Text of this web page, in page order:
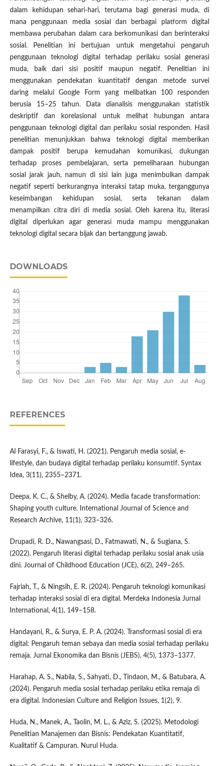
dalam kehidupan sehari-hari, terutama bagi generasi muda, di
mana penggunaan media sosial dan berbagai platform digital
membawa perubahan dalam cara berkomunikasi dan berinteraksi
sosial. Penelitian ini bertujuan untuk mengetahui pengaruh
penggunaan teknologi digital terhadap perilaku sosial generasi
muda, baik dari sisi positif maupun negatif. Penelitian ini
menggunakan pendekatan kuantitatif dengan metode survei
daring melalui Google Form yang melibatkan 100 responden
berusia 15–25 tahun. Data dianalisis menggunakan statistik
deskriptif dan korelasional untuk melihat hubungan antara
penggunaan teknologi digital dan perilaku sosial responden. Hasil
penelitian menunjukkan bahwa teknologi digital memberikan
dampak positif berupa kemudahan komunikasi, dukungan
terhadap proses pembelajaran, serta pemeliharaan hubungan
sosial jarak jauh, namun di sisi lain juga menimbulkan dampak
negatif seperti berkurangnya interaksi tatap muka, terganggunya
keseimbangan kehidupan sosial, serta tekanan dalam
menampilkan citra diri di media sosial. Oleh karena itu, literasi
digital diperlukan agar generasi muda mampu menggunakan
teknologi digital secara bijak dan bertanggung jawab.
DOWNLOADS
REFERENCES
Al Farasyi, F., & Iswati, H. (2021). Pengaruh media sosial, e-
lifestyle, dan budaya digital terhadap perilaku konsumtif. Syntax
Idea, 3(11), 2355–2371.
Deepa, K. C., & Shelby, A. (2024). Media facade transformation:
Shaping youth culture. International Journal of Science and
Research Archive, 11(1), 323–326.
Drupadi, R. D., Nawangsasi, D., Fatmawati, N., & Sugiana, S.
(2022). Pengaruh literasi digital terhadap perilaku sosial anak usia
dini. Journal of Childhood Education (JCE), 6(2), 249–265.
Fajriah, T., & Ningsih, E. R. (2024). Pengaruh teknologi komunikasi
terhadap interaksi sosial di era digital. Merdeka Indonesia Jurnal
International, 4(1), 149–158.
Handayani, R., & Surya, E. P. A. (2024). Transformasi sosial di era
digital: Pengaruh teman sebaya dan media sosial terhadap perilaku
remaja. Jurnal Ekonomika dan Bisnis (JEBS), 4(5), 1373–1377.
Harahap, A. S., Nabila, S., Sahyati, D., Tindaon, M., & Batubara, A.
(2024). Pengaruh media sosial terhadap perilaku etika remaja di
era digital. Indonesian Culture and Religion Issues, 1(2), 9.
Huda, N., Manek, A., Taolin, M. L., & Aziz, S. (2025). Metodologi
Penelitian Manajemen dan Bisnis: Pendekatan Kuantitatif,
Kualitatif & Campuran. Nurul Huda.